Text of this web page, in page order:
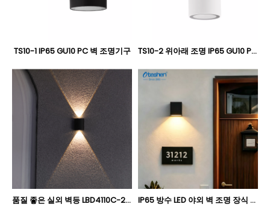
TS10-1 IP65 GU10 PC 벽 조명기구 TS10-2 위아래 조명 IP65 GU10 PC 소재 실외 벽 램프 고정 장치
품질 좋은 실외 벽등 LBD4110C-2旧 IP65 방수 LED 야외 벽 조명 장식 조명 스티커 - Oteshen LBD2750B-4 4W 안티 UV PC 외벽 보루